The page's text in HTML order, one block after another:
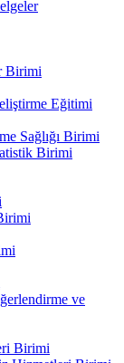
Birimi
Eğitimi
Sağlığı Birimi
Birimi
ve
Birimi